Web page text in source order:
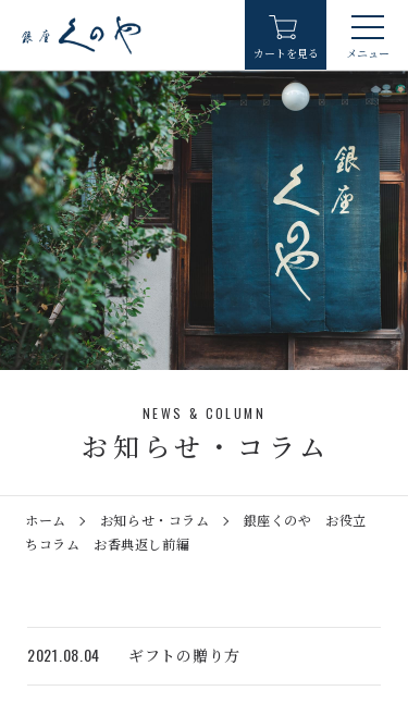
NEWS & COLUMN
お知らせ・コラム
カートを見る メニュー
ホーム
取扱商品
銀座くのやについて
銀座くのやの歴史
よくある質問
お問い合わせ
ホーム お知らせ・コラム
銀座くのや お役立
ちコラム お香典返し前編
2021.08.04 ギフトの贈り方